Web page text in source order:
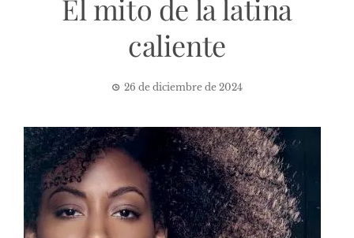
El mito de la latina
caliente
26 de diciembre de 2024